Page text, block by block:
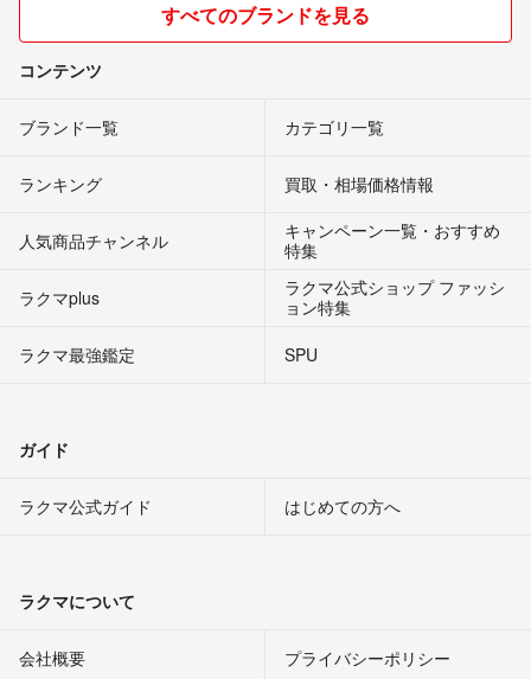
すべてのブランドを見る
コンテンツ
ブランド一覧 カテゴリ一覧
ランキング 買取・相場価格情報
人気商品チャンネル
キャンペーン一覧・おすすめ
特集
ラクマplus
ラクマ公式ショップ ファッシ
ョン特集
ラクマ最強鑑定
SPU
ガイド
ラクマ公式ガイド はじめての方へ
ラクマについて
会社概要 プライバシーポリシー